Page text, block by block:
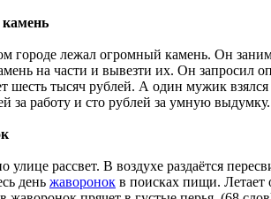
городе лежал огромный камень. Он
на части и вывезти их. Он запросил
шесть тысяч рублей. А один мужик
за работу и сто рублей за умную
улице рассвет. В воздухе раздаётся
день жаворонок в поисках пищи. Летает